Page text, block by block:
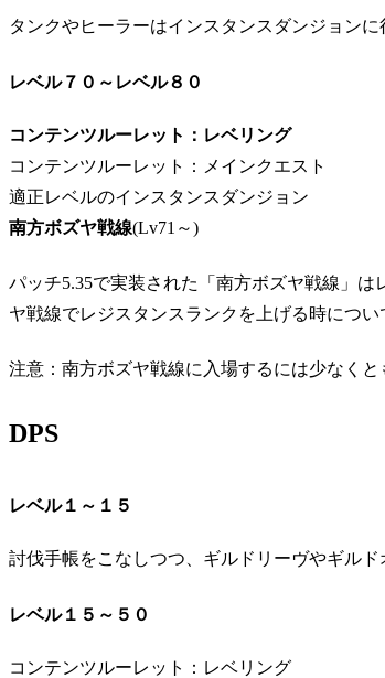
タンクやヒーラーはインスタンスダンジョン
レベル７０～レベル８０
コンテンツルーレット：レベリング
コンテンツルーレット：メインクエスト
適正レベルのインスタンスダンジョン
南方ボズヤ戦線(Lv71～)
パッチ5.35で実装された「南方ボズヤ戦線」
ヤ戦線でレジスタンスランクを上げる時につ
注意：南方ボズヤ戦線に入場するには少なく
DPS
レベル１～１５
討伐手帳をこなしつつ、ギルドリーヴやギルド
レベル１５～５０
コンテンツルーレット：レベリング